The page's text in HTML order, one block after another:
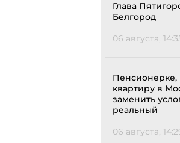
Глава
Белгород
06 августа,
квартиру в
заменить
реальный
06 августа,